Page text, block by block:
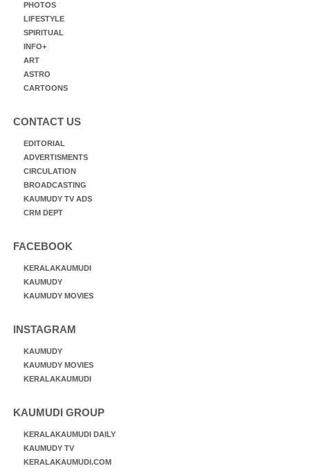
PHOTOS
LIFESTYLE
SPIRITUAL
INFO+
ART
ASTRO
CARTOONS
CONTACT US
EDITORIAL
ADVERTISMENTS
CIRCULATION
BROADCASTING
KAUMUDY TV ADS
CRM DEPT
FACEBOOK
KERALAKAUMUDI
KAUMUDY
KAUMUDY MOVIES
INSTAGRAM
KAUMUDY
KAUMUDY MOVIES
KERALAKAUMUDI
KAUMUDI GROUP
KERALAKAUMUDI DAILY
KAUMUDY TV
KERALAKAUMUDI.COM